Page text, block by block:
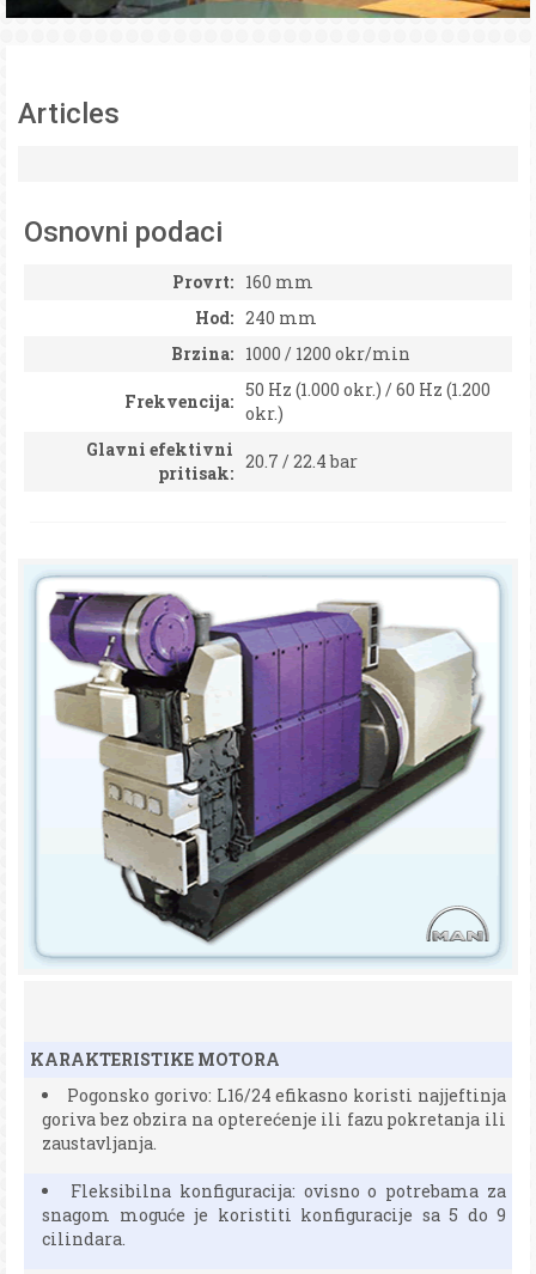
Articles
Osnovni podaci
Provrt: 160 mm
Hod: 240 mm
Brzina: 1000 / 1200 okr/min
Frekvencija:
50 Hz (1.000 okr.) / 60 Hz (1.200
okr.)
Glavni efektivni
pritisak:
20.7 / 22.4 bar
KARAKTERISTIKE MOTORA
Pogonsko gorivo: L16/24 efikasno koristi najjeftinja
goriva bez obzira na opterećenje ili fazu pokretanja ili
zaustavljanja.
Fleksibilna konfiguracija: ovisno o potrebama za
snagom moguće je koristiti konfiguracije sa 5 do 9
cilindara.